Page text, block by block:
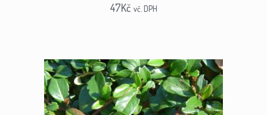
47Kč vč. DPH